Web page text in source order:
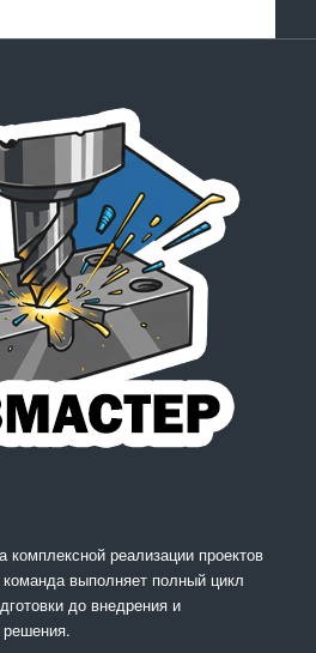
реализации проектов
выполняет полный цикл
до внедрения и
решения.